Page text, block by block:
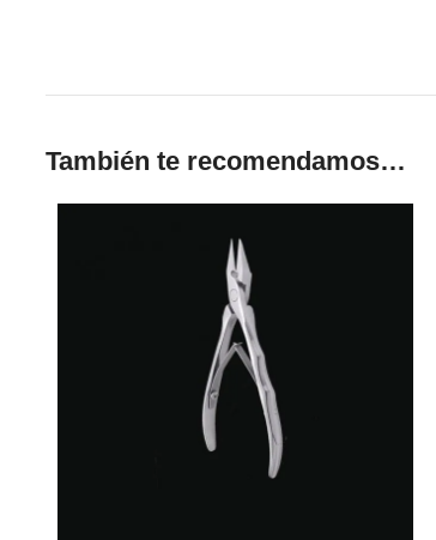
También te recomendamos…